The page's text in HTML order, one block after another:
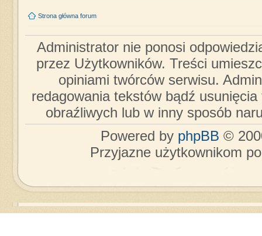
Strona główna forum
Administrator nie ponosi
przez Użytkowników. Treści
opiniami twórców serwisu.
redagowania tekstów bądź
obraźliwych lub w inny sposób
Powered by phpBB ©
Przyjazne użytkownikom